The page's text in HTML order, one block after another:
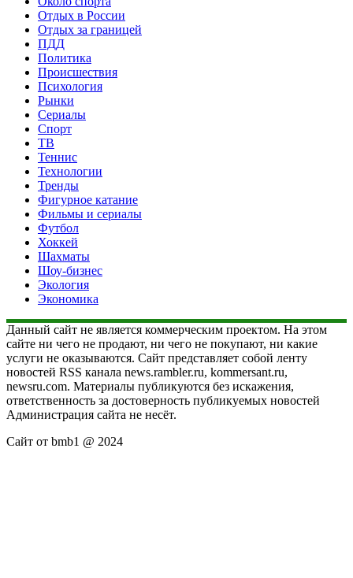
Отдых в России
Отдых за границей
ПДД
Политика
Происшествия
Психология
Рынки
Сериалы
Спорт
ТВ
Теннис
Технологии
Тренды
Фигурное катание
Фильмы и сериалы
Футбол
Хоккей
Шахматы
Шоу-бизнес
Экология
Экономика
Данный сайт не является коммерческим проектом. На этом
сайте ни чего не продают, ни чего не покупают, ни какие
услуги не оказываются. Сайт представляет собой ленту
новостей RSS канала news.rambler.ru, kommersant.ru,
newsru.com. Материалы публикуются без искажения,
ответственность за достоверность публикуемых новостей
Администрация сайта не несёт.
Сайт от bmb1 @ 2024